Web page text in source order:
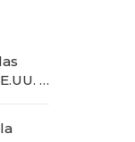
y